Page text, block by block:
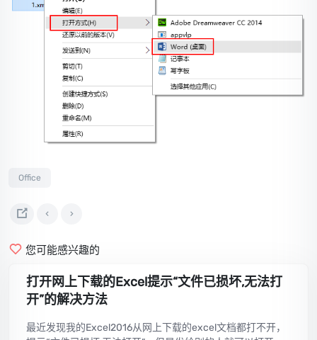
Office
您可能感兴趣的
打开网上下载的Excel提示“文件已损坏,无法打
开”的解决方法
最近发现我的Excel2016从网上下载的excel文档都打不开，